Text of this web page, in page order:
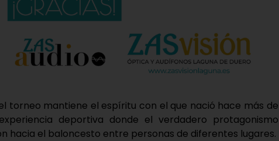
torneo mantiene el espíritu con el que nació hace más de
deportiva donde el verdadero protagonismo
hacia el baloncesto entre personas de diferentes lugares.